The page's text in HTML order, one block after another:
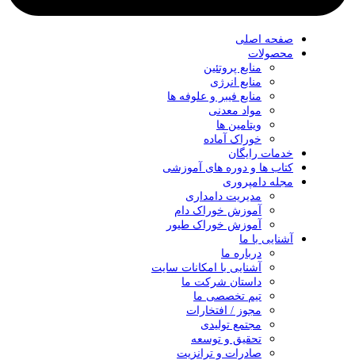
صفحه اصلی
محصولات
منابع پروتئین
منابع انرژی
منابع فیبر و علوفه‌ ها
مواد معدنی
ویتامین ها
خوراک آماده
خدمات رایگان
کتاب‌ ها و دوره های آموزشی
مجله دامپروری
مدیریت دامداری
آموزش خوراک دام
آموزش خوراک طیور
آشنایی با ما
درباره ما
آشنایی با امکانات سایت
داستان شرکت ما
تیم تخصصی ما
مجوز / افتخارات
مجتمع تولیدی
تحقیق و توسعه
صادرات و ترانزیت